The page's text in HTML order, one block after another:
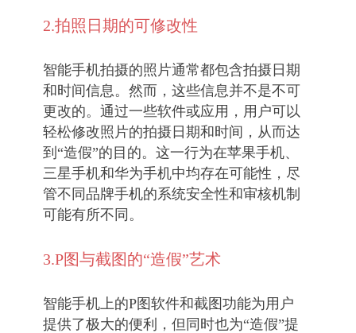
2.拍照日期的可修改性
智能手机拍摄的照片通常都包含拍摄日期
和时间信息。然而，这些信息并不是不可
更改的。通过一些软件或应用，用户可以
轻松修改照片的拍摄日期和时间，从而达
到“造假”的目的。这一行为在苹果手机、
三星手机和华为手机中均存在可能性，尽
管不同品牌手机的系统安全性和审核机制
可能有所不同。
3.P图与截图的“造假”艺术
智能手机上的P图软件和截图功能为用户
提供了极大的便利，但同时也为“造假”提